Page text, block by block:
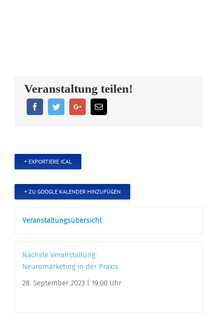
Veranstaltung teilen!
+ EXPORTIERE ICAL
+ ZU GOOGLE KALENDER HINZUFÜGEN
Veranstaltungsübersicht
Nächste Veranstaltung:
Neuromarketing in der Praxis
28. September 2023 | 19:00 Uhr